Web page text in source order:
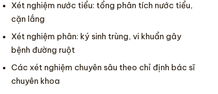
Xét nghiệm nước tiểu: tổng phân tích nước tiểu,
cặn lắng
Xét nghiệm phân: ký sinh trùng, vi khuẩn gây
bệnh đường ruột
Các xét nghiệm chuyên sâu theo chỉ định bác sĩ
chuyên khoa